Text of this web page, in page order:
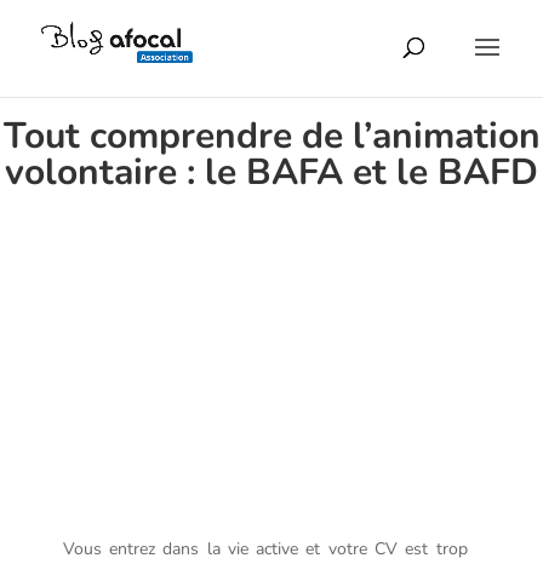
Tout comprendre de l’animation
volontaire : le BAFA et le BAFD
Vous entrez dans la vie active et votre CV est trop